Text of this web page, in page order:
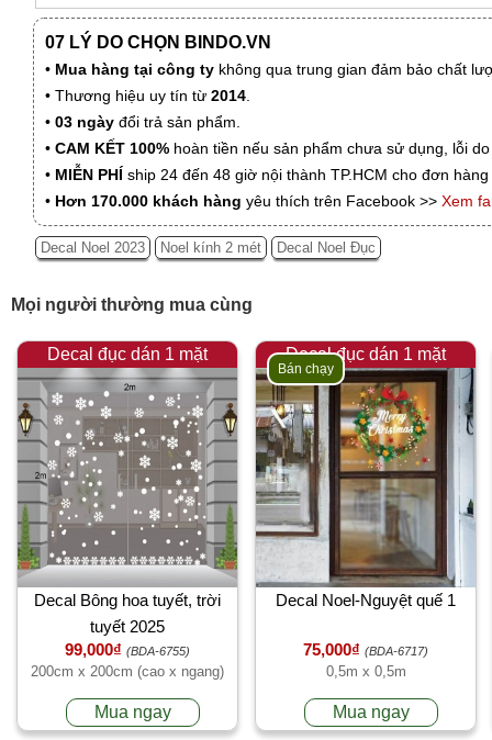
07 LÝ DO CHỌN BINDO.VN
• Mua hàng tại công ty không qua trung gian đảm bảo chất
• Thương hiệu uy tín từ 2014.
• 03 ngày đổi trả sản phẩm.
• CAM KẾT 100% hoàn tiền nếu sản phẩm chưa sử dụng, lỗi
• MIỄN PHÍ ship 24 đến 48 giờ nội thành TP.HCM cho đơn
• Hơn 170.000 khách hàng yêu thích trên Facebook >> Xem
Decal Noel 2023 Noel kính 2 mét Decal Noel Đục
Mọi người thường mua cùng
Decal đục dán 1 mặt
Decal Bông hoa tuyết, trời
tuyết 2025
99,000₫ (BDA-6755)
200cm x 200cm (cao x ngang)
Mua ngay
Decal đục dán 1 mặt
Bán chạy
Decal Noel-Nguyệt quế 1
75,000₫ (BDA-6717)
0,5m x 0,5m
Mua ngay